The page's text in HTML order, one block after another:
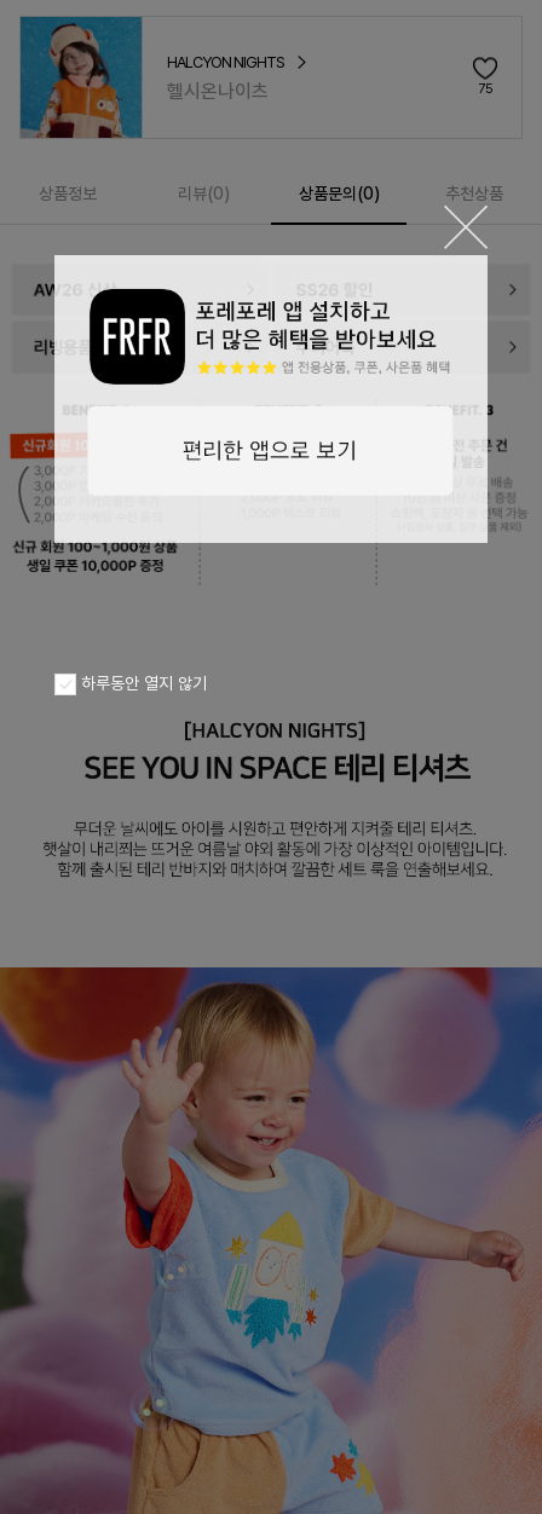
HALCYON NIGHTS
헬시온나이츠 75
상품정보 리뷰(0) 상품문의(0) 추천상품
하루동안 열지 않기